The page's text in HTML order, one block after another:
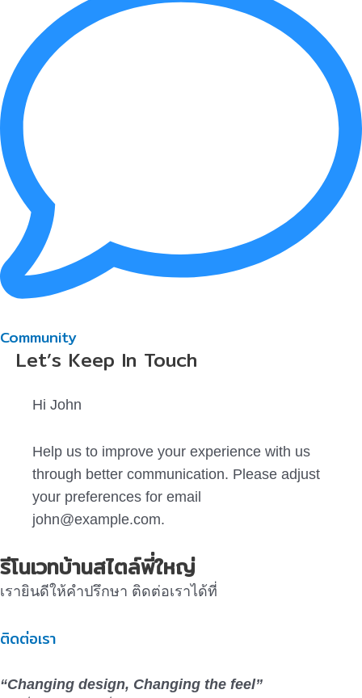
Community
Let’s Keep In Touch
Hi John
Help us to improve your experience with us
through better communication. Please adjust
your preferences for email
john@example.com.
รีโนเวทบ้านสไตล์พี่ใหญ่
เรายินดีให้คำปรึกษา ติดต่อเราได้ที่
ติดต่อเรา
“Changing design, Changing the feel”